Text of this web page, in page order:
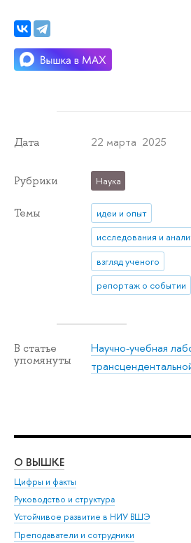
Дата 22 марта 2025
Рубрики Наука
Темы
идеи и опыт
исследования и
взгляд ученого
репортаж о событии
В статье
упомянуты
Научно-учебная
О ВЫШКЕ
Цифры и факты
Руководство и структура
Устойчивое развитие в НИУ ВШЭ
Преподаватели и сотрудники